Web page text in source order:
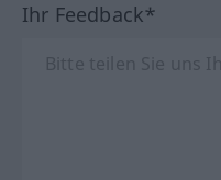
Ihr Feedback*